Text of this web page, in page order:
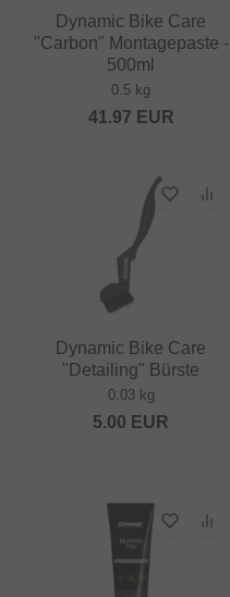
Dynamic Bike Care
"Carbon" Montagepaste -
500ml
0.5 kg
41.97 EUR
Dynamic Bike Care
"Detailing" Bürste
0.03 kg
5.00 EUR